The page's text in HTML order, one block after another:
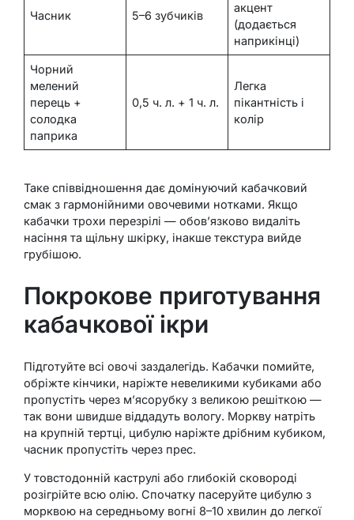
Часник 5–6 зубчиків
акцент
(додається
наприкінці)
Чорний
мелений
перець +
солодка
паприка
0,5 ч. л. + 1 ч. л.
Легка
пікантність і
колір
Таке співвідношення дає домінуючий кабачковий
смак з гармонійними овочевими нотками. Якщо
кабачки трохи перезрілі — обов’язково видаліть
насіння та щільну шкірку, інакше текстура вийде
грубішою.
Покрокове приготування
кабачкової ікри
Підготуйте всі овочі заздалегідь. Кабачки помийте,
обріжте кінчики, наріжте невеликими кубиками або
пропустіть через м’ясорубку з великою решіткою —
так вони швидше віддадуть вологу. Моркву натріть
на крупній тертці, цибулю наріжте дрібним кубиком,
часник пропустіть через прес.
У товстодонній каструлі або глибокій сковороді
розігрійте всю олію. Спочатку пасеруйте цибулю з
морквою на середньому вогні 8–10 хвилин до легкої